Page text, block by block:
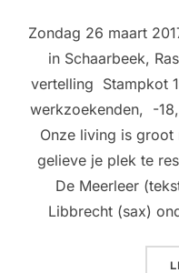
Zondag 26 maart
in Schaarbeek,
vertelling Stampkot
werkzoekenden, -
Onze living is
gelieve je plek te
De Meerleer
Libbrecht (sax)